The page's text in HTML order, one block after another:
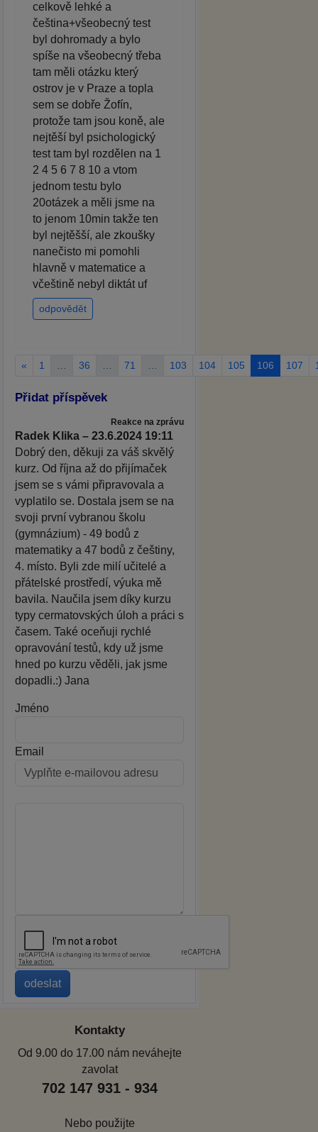
celkově lehké a
čeština+všeobecný test
byl dohromady a bylo
spíše na všeobecný třeba
tam měli otázku který
ostrov je v Praze a topla
sem se dobře Žofín,
protože tam jsou koně, ale
nejtěší byl psichologický
test tam byl rozdělen na 1
2 4 5 6 7 8 10 a vtom
jednom testu bylo
20otázek a měli jsme na
to jenom 10min takže ten
byl nejtěšší, ale zkoušky
nanečisto mi pomohli
hlavně v matematice a
včeštině nebyl diktát uf
odpovědět
« 1 … 36 … 71 … 103 104 105 106 107
Přidat příspěvek
Reakce na zprávu
Radek Klika – 23.6.2024 19:11
Dobrý den, děkuji za váš skvělý
kurz. Od října až do přijímaček
jsem se s vámi připravovala a
vyplatilo se. Dostala jsem se na
svoji první vybranou školu
(gymnázium) - 49 bodů z
matematiky a 47 bodů z češtiny,
4. místo. Byli zde milí učitelé a
přátelské prostředí, výuka mě
bavila. Naučila jsem díky kurzu
typy cermatovských úloh a práci s
časem. Také oceňuji rychlé
opravování testů, kdy už jsme
hned po kurzu věděli, jak jsme
dopadli.:) Jana
Jméno
Email
Kontakty
Od 9.00 do 17.00 nám neváhejte
zavolat
702 147 931 - 934
Nebo použijte